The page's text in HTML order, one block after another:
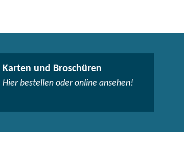
Karten und Broschüren
Hier bestellen oder online ansehen!